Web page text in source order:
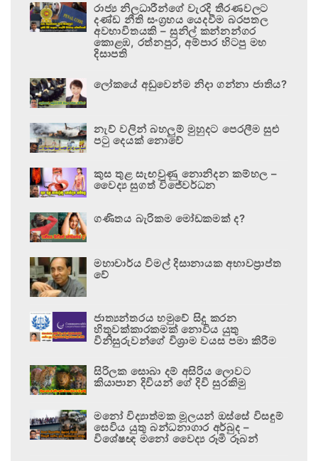
රාජ්‍ය නිලධාරීන්ගේ වැරදි තීරණවලට
දණ්ඩ නීති සංග්‍රහය යෙදවීම බරපතල
අවභාවිතයකි – සුනිල් කන්නන්ගර
කොළඹ, රත්නපුර, අම්පාර හිටපු මහ
දිසාපති
ලෝකයේ අඩුවෙන්ම නිදා ගන්නා ජාතිය?
නැව් වලින් බහලුම් මුහුදට පෙරලීම සුළු
පටු දෙයක් නොවේ
කුස තුළ සැඟවුණු නොනිදන කම්හල –
වෛද්‍ය සුගත් විජේවර්ධන
ගණිතය බැරිකම මෝඩකමක් ද?
මහාචාර්ය විමල් දිසානායක අභාවප්‍රාප්ත
වේ
ජාත්‍යන්තරය හමුවේ සිදු කරන
හිතුවක්කාරකමක් නොවිය යුතු
විනිසුරුවන්ගේ විශ්‍රාම වයස පමා කිරීම
සිරිලක සොබා දම් අසිරිය ලොවට
කියාපාන දිවියන් ගේ දිවි සුරකිමු
මනෝ විද්‍යාත්මක මූලයන් ඔස්සේ විසඳුම්
සෙවිය යුතු බන්ධනාගාර අර්බුද –
විශේෂඥ මනෝ වෛද්‍ය රූමි රූබන්